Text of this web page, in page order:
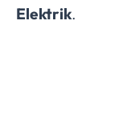
Elektrik.